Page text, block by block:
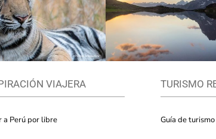
VIAJERA
a Perú por libre
TURISMO
Guía de